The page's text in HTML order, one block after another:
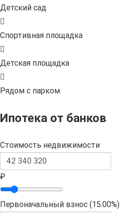
Детский сад
Спортивная площадка
Детская площадка
Рядом с парком
Ипотека от банков
Стоимость недвижимости
₽
Первоначальный взнос (15.00%)